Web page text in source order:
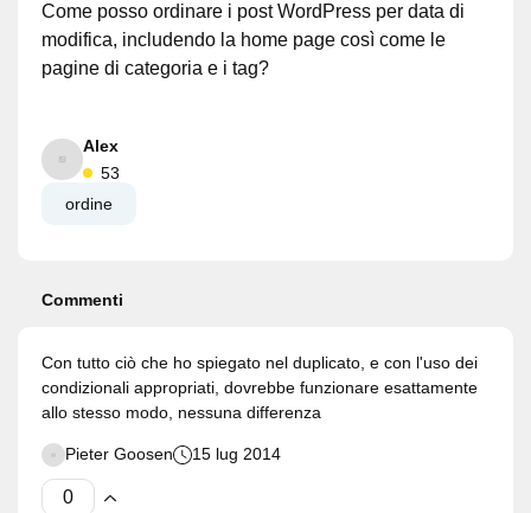
Come posso ordinare i post WordPress per data di
modifica, includendo la home page così come le
pagine di categoria e i tag?
Alex
53
ordine
Commenti
Con tutto ciò che ho spiegato nel duplicato, e con l'uso dei
condizionali appropriati, dovrebbe funzionare esattamente
allo stesso modo, nessuna differenza
Pieter Goosen 15 lug 2014